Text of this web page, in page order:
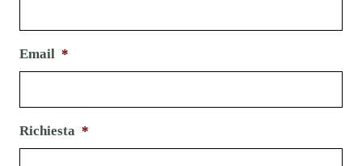
Email *
Richiesta *